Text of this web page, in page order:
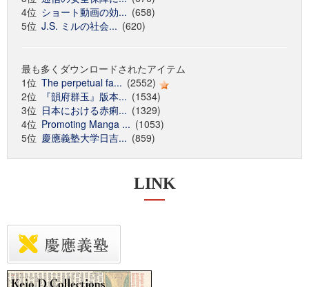
4位 ショート動画の効... (658)
5位 J.S. ミルの社会... (620)
最も多くダウンロードされたアイテム
1位 The perpetual fa... (2552)
2位
『韻府群玉』版本... (1534)
3位 日本における赤痢... (1329)
4位 Promoting Manga ... (1053)
5位 慶應義塾大学日吉... (859)
LINK